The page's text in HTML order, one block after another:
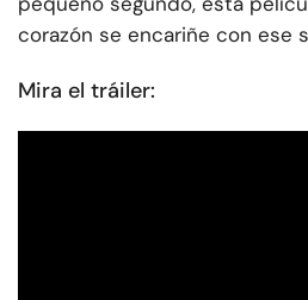
corazón se encariñe con ese
Mira el tráiler: